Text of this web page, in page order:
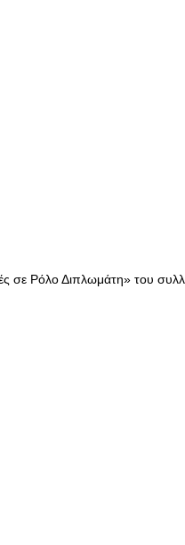
Ρόλο Διπλωμάτη» του